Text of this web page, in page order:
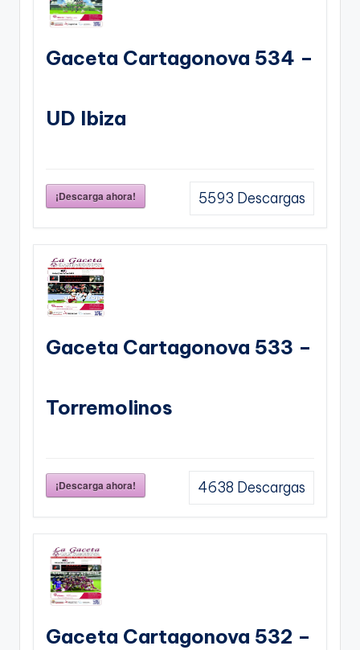
Gaceta Cartagonova 534 –
UD Ibiza
¡Descarga ahora! 5593 Descargas
Gaceta Cartagonova 533 –
Torremolinos
¡Descarga ahora! 4638 Descargas
Gaceta Cartagonova 532 –